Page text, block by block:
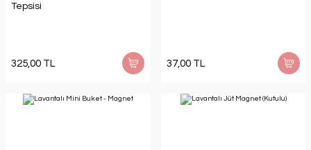
Tepsisi
325,00 TL 37,00 TL